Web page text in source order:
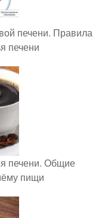
печени. Правила
печени
печени. Общие
пищи